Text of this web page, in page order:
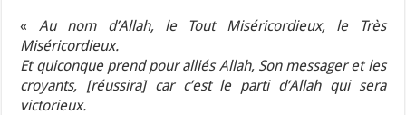
« Au nom d’Allah, le Tout Miséricordieux, le Très
Miséricordieux.
Et quiconque prend pour alliés Allah, Son messager et les
croyants, [réussira] car c’est le parti d’Allah qui sera
victorieux.